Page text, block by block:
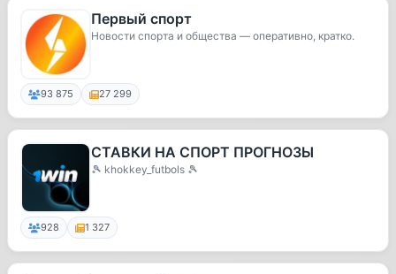
Первый спорт
Новости спорта и общества — оперативно, кратко.
93 875 27 299
СТАВКИ НА СПОРТ ПРОГНОЗЫ
🎾 khokkey_futbols 🎾
928 1 327